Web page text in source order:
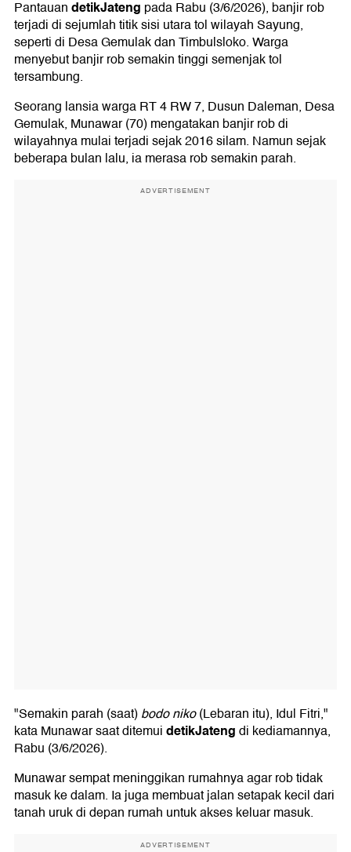
PantauandetikJateng pada Rabu (3/6/2026), banjir rob
terjadi di sejumlah titik sisi utara tol wilayah Sayung,
seperti di Desa Gemulak dan Timbulsloko. Warga
menyebut banjir rob semakin tinggi semenjak tol
tersambung.
Seorang lansia warga RT 4 RW 7, Dusun Daleman, Desa
Gemulak, Munawar (70) mengatakan banjir rob di
wilayahnya mulai terjadi sejak 2016 silam. Namun sejak
beberapa bulan lalu, ia merasa rob semakin parah.
ADVERTISEMENT
"Semakin parah (saat)bodo niko(Lebaran itu), Idul Fitri,"
kata Munawar saat ditemuidetikJatengdi kediamannya,
Rabu (3/6/2026).
Munawar sempat meninggikan rumahnya agar rob tidak
masuk ke dalam. Ia juga membuat jalan setapak kecil dari
tanah uruk di depan rumah untuk akses keluar masuk.
ADVERTISEMENT